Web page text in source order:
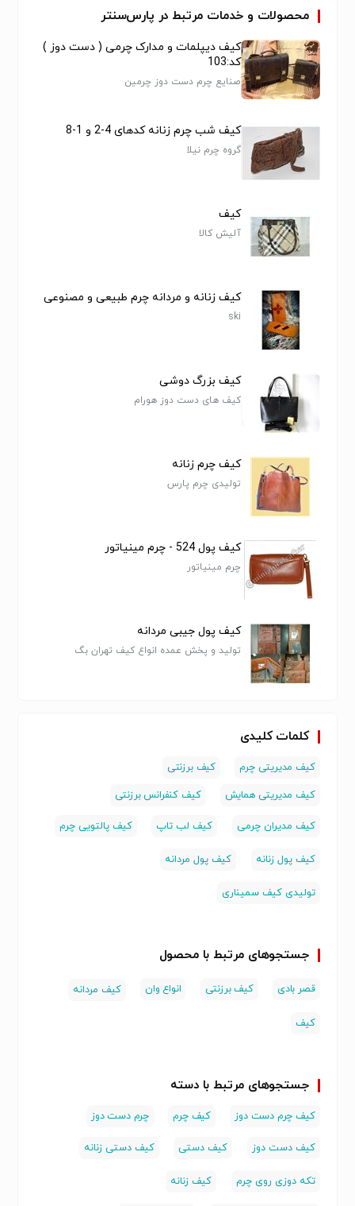
محصولات و خدمات مرتبط در پارس‌سنتر
کیف دیپلمات و مدارک چرمی ( دست دوز )
کد:103
صنایع چرم دست دوز چرمین
کیف شب چرم زنانه کدهای 4-2 و 1-8
گروه چرم نیلا
کیف
آلیش کالا
کیف زنانه و مردانه چرم طبیعی و مصنوعی
ski
کیف بزرگ دوشی
کیف های دست دوز هورام
کیف چرم زنانه
تولیدی چرم پارس
کیف پول 524 - چرم مینیاتور
چرم مینیاتور
کیف پول جیبی مردانه
تولید و پخش عمده انواع کیف تهران بگ
کلمات کلیدی
کیف مدیریتی چرم
کیف برزنتی
کیف مدیریتی همایش
کیف کنفرانس برزنتی
کیف مدیران چرمی کیف لب تاپ کیف پالتویی چرم
کیف پول زنانه کیف پول مردانه
تولیدی کیف سمیناری
جستجوهای مرتبط با محصول
قصر بادی کیف برزنتی انواع وان کیف مردانه
کیف
جستجوهای مرتبط با دسته
کیف چرم دست دوز کیف چرم چرم دست دوز
کیف دست دوز کیف دستی کیف دستی زنانه
تکه دوزی روی چرم کیف زنانه